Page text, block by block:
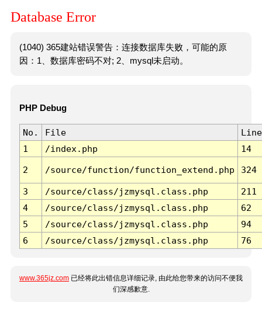
Database Error
(1040) 365建站错误警告：连接数据库失败，可能的原
因：1、数据库密码不对; 2、mysql未启动。
PHP Debug
No. File
Line
1
/index.php 14
2 /source/function/function_extend.php 324
3 /source/class/jzmysql.class.php
211
4
/source/class/jzmysql.class.php
62
5
/source/class/jzmysql.class.php
94
6
/source/class/jzmysql.class.php 76
www.365jz.com 已经将此出错信息详细记录, 由此给您带来的访问不便我
们深感歉意.